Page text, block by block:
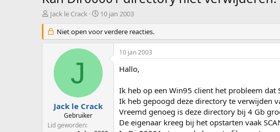
O
d
e
r
Jack le Crack
S
a
r
d
a
t
u
10 jan 2003
Niet open voor verdere reacties.
J
Jack le Crack
Gebruiker
Lid geworden
10 jan 2003
Hallo,
Ik heb op een Win95 client het probleem dat
Ik heb gepoogd deze directory te verwijden
Vreemd genoeg is deze directory bij 4 Gb
De eigenaar kreeg bij het opstarten vaak